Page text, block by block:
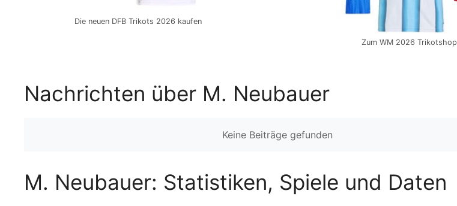
Die neuen DFB Trikots 2026 kaufen
Zum WM 2026 Trikotshop
Nachrichten über M. Neubauer
Keine Beiträge gefunden
M. Neubauer: Statistiken, Spiele und Daten